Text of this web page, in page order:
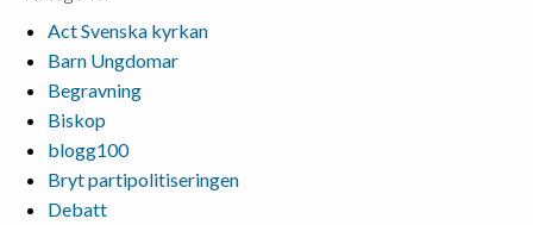
Act Svenska kyrkan
Barn Ungdomar
Begravning
Biskop
blogg100
Bryt partipolitiseringen
Debatt